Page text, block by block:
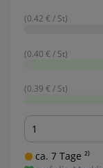
(0.42 € / St)
(0.40 € / St)
(0.39 € / St)
Menge
ca. 7 Tage ²⁾